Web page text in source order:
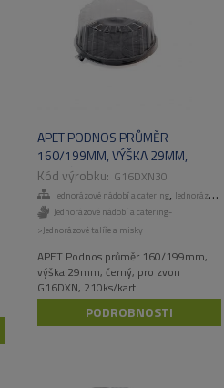
APET PODNOS PRŮMĚR
160/199MM, VÝŠKA 29MM,
ČERNÝ, PRO ZVON G16DXN,
210KS/KART
G16DXN30
Jednorázové nádobí a catering, Jednorázové talíře a misky
Jednorázové nádobí a catering-
>Jednorázové talíře a misky
APET Podnos průměr 160/199mm,
výška 29mm, černý, pro zvon
G16DXN, 210ks/kart
PODROBNOSTI